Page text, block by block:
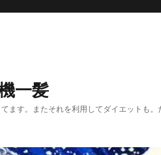
一髪
ます。またそれを利用してダイエットも。